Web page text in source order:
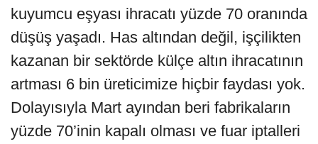
kuyumcu eşyası ihracatı yüzde 70 oranında
düşüş yaşadı. Has altından değil, işçilikten
kazanan bir sektörde külçe altın ihracatının
artması 6 bin üreticimize hiçbir faydası yok.
Dolayısıyla Mart ayından beri fabrikaların
yüzde 70’inin kapalı olması ve fuar iptalleri